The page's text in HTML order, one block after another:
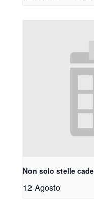
Non solo stelle
12 Agosto